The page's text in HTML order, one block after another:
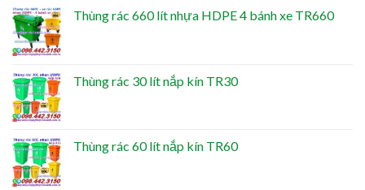
Thùng rác 660 lít nhựa HDPE 4 bánh xe TR660
Thùng rác 30 lít nắp kín TR30
Thùng rác 60 lít nắp kín TR60